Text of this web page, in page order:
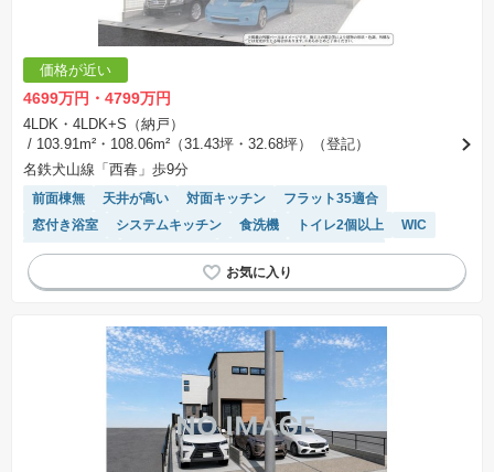
価格が近い
4699万円・4799万円
4LDK・4LDK+S（納戸）
/ 103.91m²・108.06m²（31.43坪・32.68坪）（登記）
名鉄犬山線「西春」歩9分
前面棟無 天井が高い 対面キッチン
フラット35適合
窓付き浴室
システムキッチン 食洗機 トイレ2個以上
WIC
温水洗浄便座
長期優良住宅 ２面採光
バリアフリー
モニター付きインターホン